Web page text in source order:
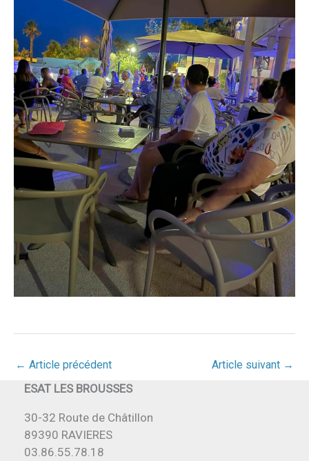
← Article précédent Article suivant →
ESAT LES BROUSSES
30-32 Route de Châtillon
89390 RAVIERES
03.86.55.78.18